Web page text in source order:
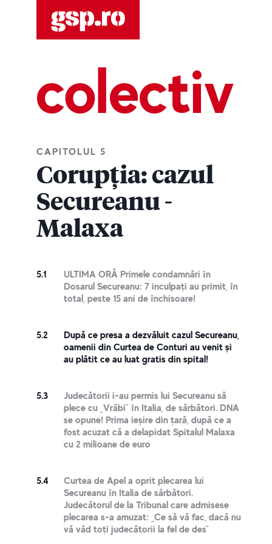
colectiv
CAPITOLUL 5
Corupția: cazul
Secureanu -
Malaxa
5.1
ULTIMA ORĂ Primele condamnări în
Dosarul Secureanu: 7 inculpați au primit, în
total, peste 15 ani de închisoare!
5.2
După ce presa a dezvăluit cazul Secureanu,
oamenii din Curtea de Conturi au venit și
au plătit ce au luat gratis din spital!
5.3
Judecătorii i-au permis lui Secureanu să
plece cu „Vrăbi” în Italia, de sărbători. DNA
se opune! Prima ieșire din țară, după ce a
fost acuzat că a delapidat Spitalul Malaxa
cu 2 milioane de euro
5.4
Curtea de Apel a oprit plecarea lui
Secureanu în Italia de sărbători.
Judecătorul de la Tribunal care admisese
plecarea s-a amuzat: „Ce să vă fac, dacă nu
vă văd toți judecătorii la fel de des”